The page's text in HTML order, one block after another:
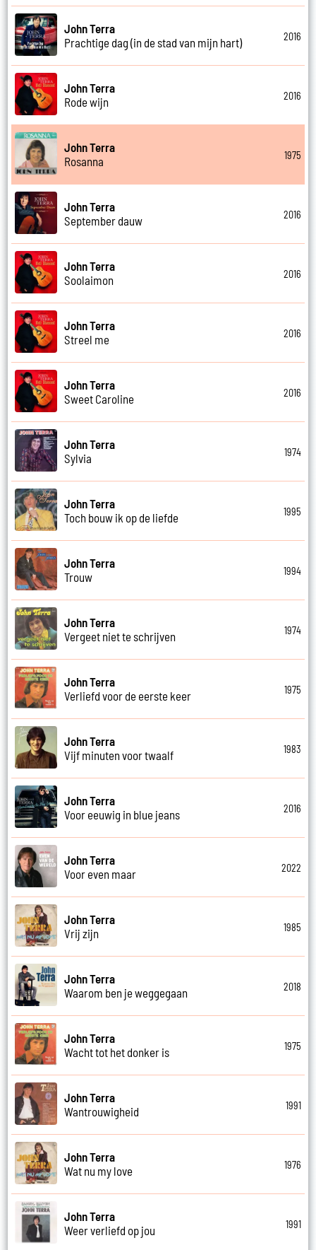
John Terra
Prachtige dag (in de stad van mijn hart)
2016
John Terra
Rode wijn
2016
John Terra
Rosanna
1975
John Terra
September dauw
2016
John Terra
Soolaimon
2016
John Terra
Streel me
2016
John Terra
Sweet Caroline
2016
John Terra
Sylvia
1974
John Terra
Toch bouw ik op de liefde
1995
John Terra
Trouw
1994
John Terra
Vergeet niet te schrijven
1974
John Terra
Verliefd voor de eerste keer
1975
John Terra
Vijf minuten voor twaalf
1983
John Terra
Voor eeuwig in blue jeans
2016
John Terra
Voor even maar
2022
John Terra
Vrij zijn
1985
John Terra
Waarom ben je weggegaan
2018
John Terra
Wacht tot het donker is
1975
John Terra
Wantrouwigheid
1991
John Terra
Wat nu my love
1976
John Terra
Weer verliefd op jou
1991